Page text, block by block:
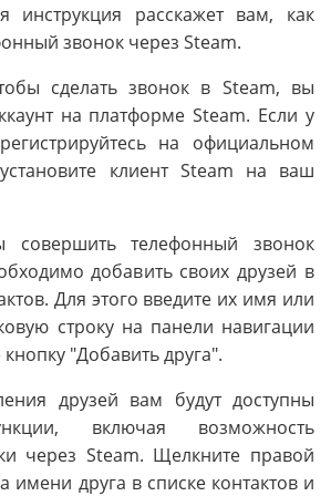
инструкция расскажет вам, как
звонок через Steam.
сделать звонок в Steam, вы
на платформе Steam. Если у
на официальном
клиент Steam на ваш
совершить телефонный звонок
добавить своих друзей в
Для этого введите их имя или
строку на панели навигации
"Добавить друга".
друзей вам будут доступны
включая возможность
через Steam. Щелкните правой
друга в списке контактов и